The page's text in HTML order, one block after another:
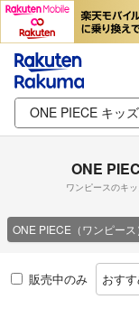
ONE
ワンピースのキ
ONE PIECE（ワンピース
販売中のみ おす